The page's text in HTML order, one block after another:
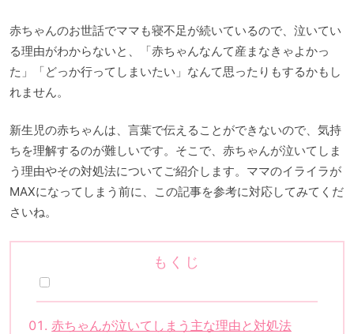
赤ちゃんのお世話でママも寝不足が続いているので、泣いてい
る理由がわからないと、「赤ちゃんなんて産まなきゃよかっ
た」「どっか行ってしまいたい」なんて思ったりもするかもし
れません。
新生児の赤ちゃんは、言葉で伝えることができないので、気持
ちを理解するのが難しいです。そこで、赤ちゃんが泣いてしま
う理由やその対処法についてご紹介します。ママのイライラが
MAXになってしまう前に、この記事を参考に対応してみてくだ
さいね。
もくじ
赤ちゃんが泣いてしまう主な理由と対処法